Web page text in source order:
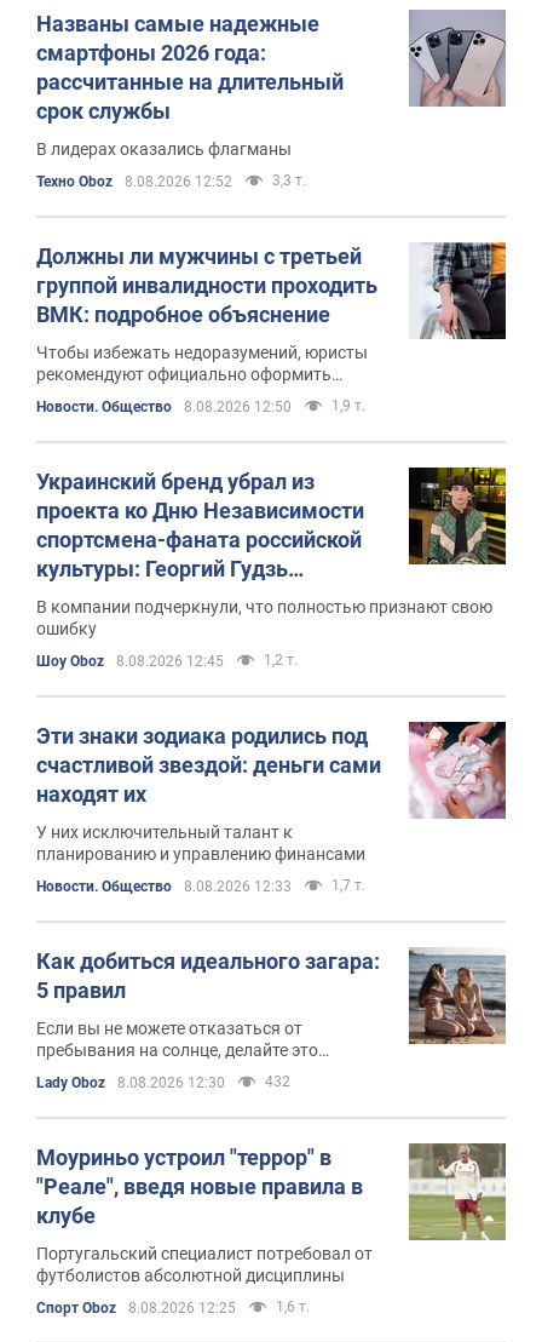
Названы самые надежные
смартфоны 2026 года:
рассчитанные на длительный
срок службы
В лидерах оказались флагманы
Техно Oboz 8.08.2026 12:52 3,3 т.
Должны ли мужчины с третьей
группой инвалидности проходить
ВМК: подробное объяснение
Чтобы избежать недоразумений, юристы
рекомендуют официально оформить
Новости. Общество 8.08.2026 12:50 1,9 т.
Украинский бренд убрал из
проекта ко Дню Независимости
спортсмена-фаната российской
культуры: Георгий Гудзь
язвительно отреагировал
В компании подчеркнули, что полностью признают свою
ошибку
Шоу Oboz 8.08.2026 12:45 1,2 т.
Эти знаки зодиака родились под
счастливой звездой: деньги сами
находят их
У них исключительный талант к
планированию и управлению финансами
Новости. Общество 8.08.2026 12:33 1,7 т.
Как добиться идеального загара:
5 правил
Если вы не можете отказаться от
пребывания на солнце, делайте это
Lady Oboz 8.08.2026 12:30 432
Моуриньо устроил "террор" в
"Реале", введя новые правила в
клубе
Португальский специалист потребовал от
футболистов абсолютной дисциплины
Спорт Oboz 8.08.2026 12:25 1,6 т.